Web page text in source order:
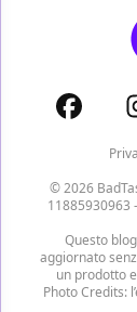
© 2026
11885930963
Questo
aggiornato
un prodotto
Photo Credits: